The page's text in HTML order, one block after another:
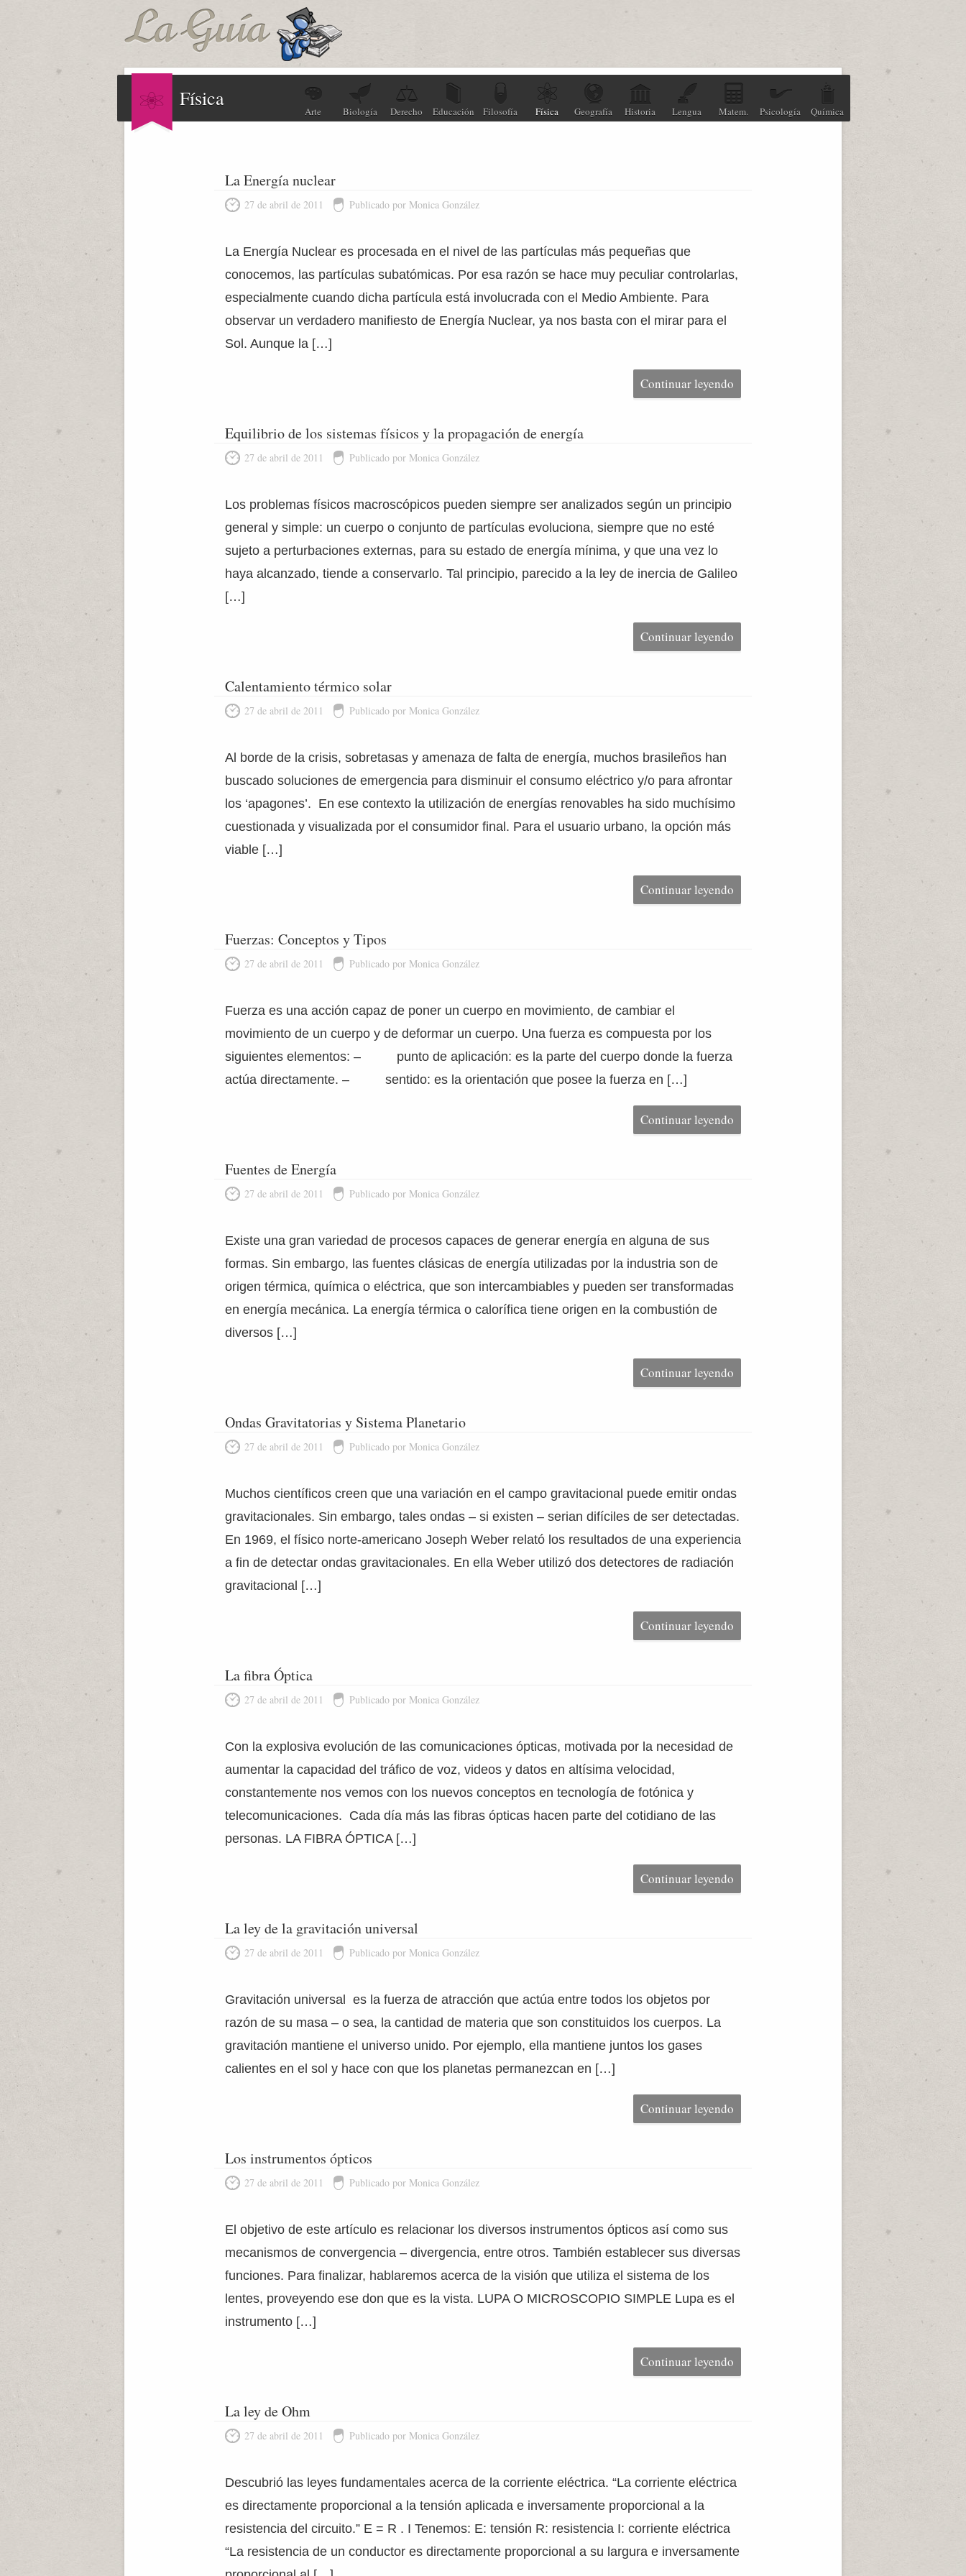
Física
Arte Biología Derecho Educación Filosofía Física Geografía Historia Lengua Matem. Psicología Química
La Energía nuclear
27 de abril de 2011 Publicado por Monica González
La Energía Nuclear es procesada en el nivel de las partículas más pequeñas que
conocemos, las partículas subatómicas. Por esa razón se hace muy peculiar controlarlas,
especialmente cuando dicha partícula está involucrada con el Medio Ambiente. Para
observar un verdadero manifiesto de Energía Nuclear, ya nos basta con el mirar para el
Sol. Aunque la […]
Continuar leyendo
Equilibrio de los sistemas físicos y la propagación de energía
27 de abril de 2011 Publicado por Monica González
Los problemas físicos macroscópicos pueden siempre ser analizados según un principio
general y simple: un cuerpo o conjunto de partículas evoluciona, siempre que no esté
sujeto a perturbaciones externas, para su estado de energía mínima, y que una vez lo
haya alcanzado, tiende a conservarlo. Tal principio, parecido a la ley de inercia de Galileo
[…]
Continuar leyendo
Calentamiento térmico solar
27 de abril de 2011 Publicado por Monica González
Al borde de la crisis, sobretasas y amenaza de falta de energía, muchos brasileños han
buscado soluciones de emergencia para disminuir el consumo eléctrico y/o para afrontar
los ‘apagones’. En ese contexto la utilización de energías renovables ha sido muchísimo
cuestionada y visualizada por el consumidor final. Para el usuario urbano, la opción más
viable […]
Continuar leyendo
Fuerzas: Conceptos y Tipos
27 de abril de 2011 Publicado por Monica González
Fuerza es una acción capaz de poner un cuerpo en movimiento, de cambiar el
movimiento de un cuerpo y de deformar un cuerpo. Una fuerza es compuesta por los
siguientes elementos: – punto de aplicación: es la parte del cuerpo donde la fuerza
actúa directamente. – sentido: es la orientación que posee la fuerza en […]
Continuar leyendo
Fuentes de Energía
27 de abril de 2011 Publicado por Monica González
Existe una gran variedad de procesos capaces de generar energía en alguna de sus
formas. Sin embargo, las fuentes clásicas de energía utilizadas por la industria son de
origen térmica, química o eléctrica, que son intercambiables y pueden ser transformadas
en energía mecánica. La energía térmica o calorífica tiene origen en la combustión de
diversos […]
Continuar leyendo
Ondas Gravitatorias y Sistema Planetario
27 de abril de 2011 Publicado por Monica González
Muchos científicos creen que una variación en el campo gravitacional puede emitir ondas
gravitacionales. Sin embargo, tales ondas – si existen – serian difíciles de ser detectadas.
En 1969, el físico norte-americano Joseph Weber relató los resultados de una experiencia
a fin de detectar ondas gravitacionales. En ella Weber utilizó dos detectores de radiación
gravitacional […]
Continuar leyendo
La fibra Óptica
27 de abril de 2011 Publicado por Monica González
Con la explosiva evolución de las comunicaciones ópticas, motivada por la necesidad de
aumentar la capacidad del tráfico de voz, videos y datos en altísima velocidad,
constantemente nos vemos con los nuevos conceptos en tecnología de fotónica y
telecomunicaciones. Cada día más las fibras ópticas hacen parte del cotidiano de las
personas. LA FIBRA ÓPTICA […]
Continuar leyendo
La ley de la gravitación universal
27 de abril de 2011 Publicado por Monica González
Gravitación universal es la fuerza de atracción que actúa entre todos los objetos por
razón de su masa – o sea, la cantidad de materia que son constituidos los cuerpos. La
gravitación mantiene el universo unido. Por ejemplo, ella mantiene juntos los gases
calientes en el sol y hace con que los planetas permanezcan en […]
Continuar leyendo
Los instrumentos ópticos
27 de abril de 2011 Publicado por Monica González
El objetivo de este artículo es relacionar los diversos instrumentos ópticos así como sus
mecanismos de convergencia – divergencia, entre otros. También establecer sus diversas
funciones. Para finalizar, hablaremos acerca de la visión que utiliza el sistema de los
lentes, proveyendo ese don que es la vista. LUPA O MICROSCOPIO SIMPLE Lupa es el
instrumento […]
Continuar leyendo
La ley de Ohm
27 de abril de 2011 Publicado por Monica González
Descubrió las leyes fundamentales acerca de la corriente eléctrica. “La corriente eléctrica
es directamente proporcional a la tensión aplicada e inversamente proporcional a la
resistencia del circuito.” E = R . I Tenemos: E: tensión R: resistencia I: corriente eléctrica
“La resistencia de un conductor es directamente proporcional a su largura e inversamente